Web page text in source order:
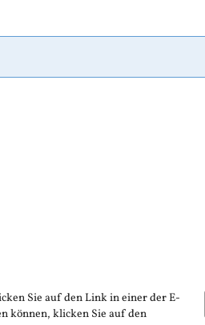
Sie auf den Link in einer der E-
können, klicken Sie auf den